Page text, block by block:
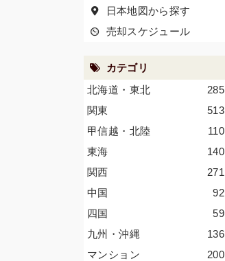
日本地図から探す
売却スケジュール
カテゴリ
285
北海道・東北
513
関東
110
甲信越・北陸
140
東海
271
関西
92
中国
59
四国
136
九州・沖縄
200
マンション